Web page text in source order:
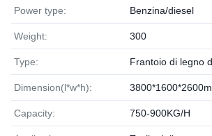
Power type: Benzina/diesel
Weight: 300
Type: Frantoio di legno
Dimension(l*w*h):
Capacity: 750-900KG/H